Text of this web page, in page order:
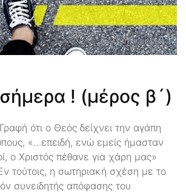
! (μέρος β´)
ότι ο Θεός δείχνει την αγάπη
«…επειδή, ενώ εμείς ήμασταν
ο Χριστός πέθανε για χάρη μας»
τούτοις, η σωτηριακή σχέση με το
συνειδητής απόφασης του